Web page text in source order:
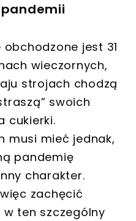
jest 31
wieczornych,
strojach chodzą
swoich
cukierki.
musi mieć jednak,
pandemię
charakter.
zachęcić
ten szczególny